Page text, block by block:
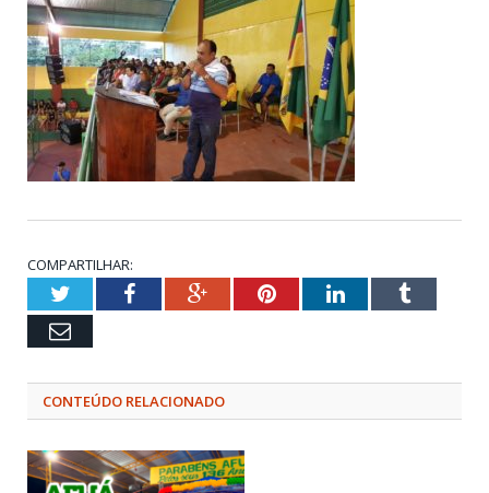
COMPARTILHAR:
TwitterFacebookGoogle+PinterestLinkedInTumblr
Email
CONTEÚDO RELACIONADO